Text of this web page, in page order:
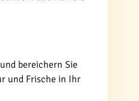
bereichern Sie
und Frische in Ihr